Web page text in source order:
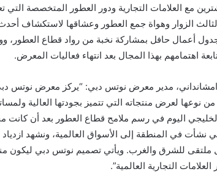
مع العلامات التجارية ودور العطور المتخصصة التي
الثالث الزوار وهواة جمع العطور وعشاقها لاستكشاف
أعمال حافل بمشاركة نخبة من رواد قطاع العطور،
اهتمامهم بهذا المجال بعد انتهاء فعاليات المعرض.
مدير معرض نوتس دبي: “يركز معرض نوتس
لعرض منتجاته التي تتميز بجودتها العالية ولمساتها
اليوم في رسم ملامح قطاع العطور بعد أن كانت
نشأت في المنطقة إلى الأسواق العالمية، ونشهد
ملتقى للشرق والغرب. ويأتي تصميم نوتس دبي ليكون
التجارية العالمية”.